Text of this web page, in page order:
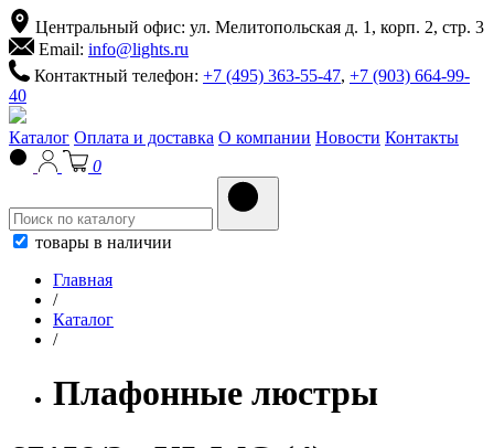
Центральный офис: ул. Мелитопольская д. 1, корп. 2, стр. 3
Email: info@lights.ru
Контактный телефон: +7 (495) 363-55-47, +7 (903) 664-99-
40
Каталог Оплата и доставка О компании Новости Контакты
0
товары в наличии
Главная
/
Каталог
/
Плафонные люстры